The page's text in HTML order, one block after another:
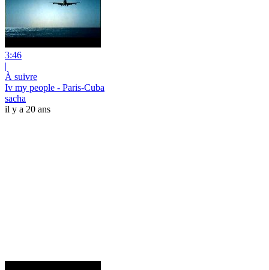
3:46
|
À suivre
Iv my people - Paris-Cuba
sacha
il y a 20 ans